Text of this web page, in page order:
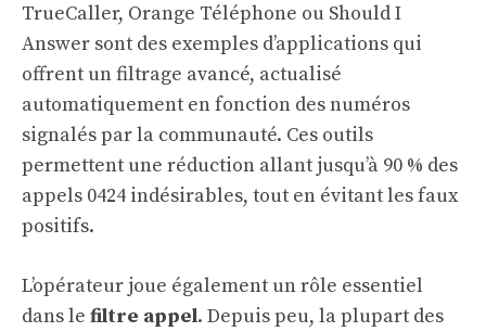
TrueCaller, Orange Téléphone ou Should I
Answer sont des exemples d’applications qui
offrent un filtrage avancé, actualisé
automatiquement en fonction des numéros
signalés par la communauté. Ces outils
permettent une réduction allant jusqu’à 90 % des
appels 0424 indésirables, tout en évitant les faux
positifs.
L’opérateur joue également un rôle essentiel
dans le filtre appel. Depuis peu, la plupart des